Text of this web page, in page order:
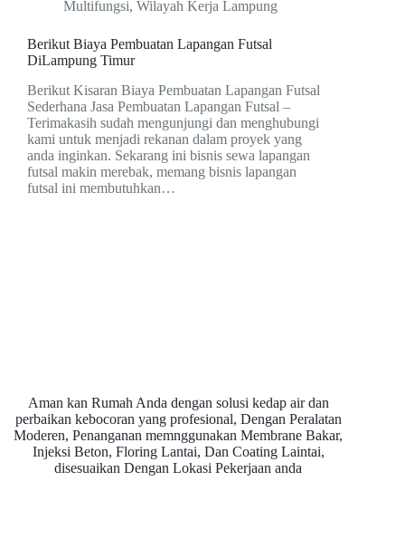
Multifungsi, Wilayah Kerja Lampung
Berikut Biaya Pembuatan Lapangan Futsal
DiLampung Timur
Berikut Kisaran Biaya Pembuatan Lapangan Futsal
Sederhana Jasa Pembuatan Lapangan Futsal –
Terimakasih sudah mengunjungi dan menghubungi
kami untuk menjadi rekanan dalam proyek yang
anda inginkan. Sekarang ini bisnis sewa lapangan
futsal makin merebak, memang bisnis lapangan
futsal ini membutuhkan…
Aman kan Rumah Anda dengan solusi kedap air dan
perbaikan kebocoran yang profesional, Dengan Peralatan
Moderen, Penanganan memnggunakan Membrane Bakar,
Injeksi Beton, Floring Lantai, Dan Coating Laintai,
disesuaikan Dengan Lokasi Pekerjaan anda